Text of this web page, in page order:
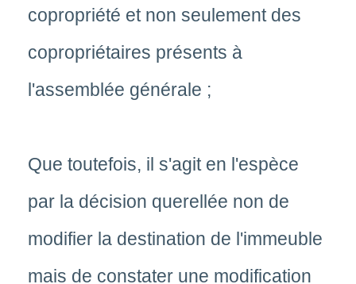
copropriété et non seulement des
copropriétaires présents à
l'assemblée générale ;
Que toutefois, il s'agit en l'espèce
par la décision querellée non de
modifier la destination de l'immeuble
mais de constater une modification